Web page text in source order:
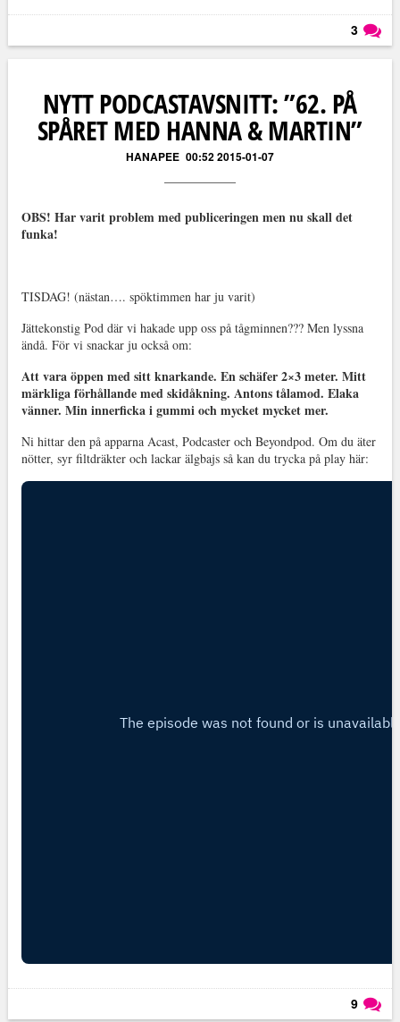
3
NYTT PODCASTAVSNITT: ”62. PÅ
SPÅRET MED HANNA & MARTIN”
HANAPEE 00:52 2015-01-07
OBS! Har varit problem med publiceringen men nu skall det
funka!
TISDAG! (nästan…. spöktimmen har ju varit)
Jättekonstig Pod där vi hakade upp oss på tågminnen??? Men lyssna
ändå. För vi snackar ju också om:
Att vara öppen med sitt knarkande. En schäfer 2×3 meter. Mitt
märkliga förhållande med skidåkning. Antons tålamod. Elaka
vänner. Min innerficka i gummi och mycket mycket mer.
Ni hittar den på apparna Acast, Podcaster och Beyondpod. Om du äter
nötter, syr filtdräkter och lackar älgbajs så kan du trycka på play här:
9